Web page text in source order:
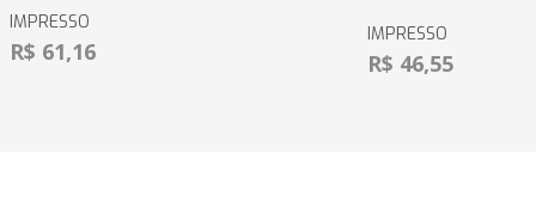
IMPRESSO
R$ 61,16
IMPRESSO
R$ 46,55